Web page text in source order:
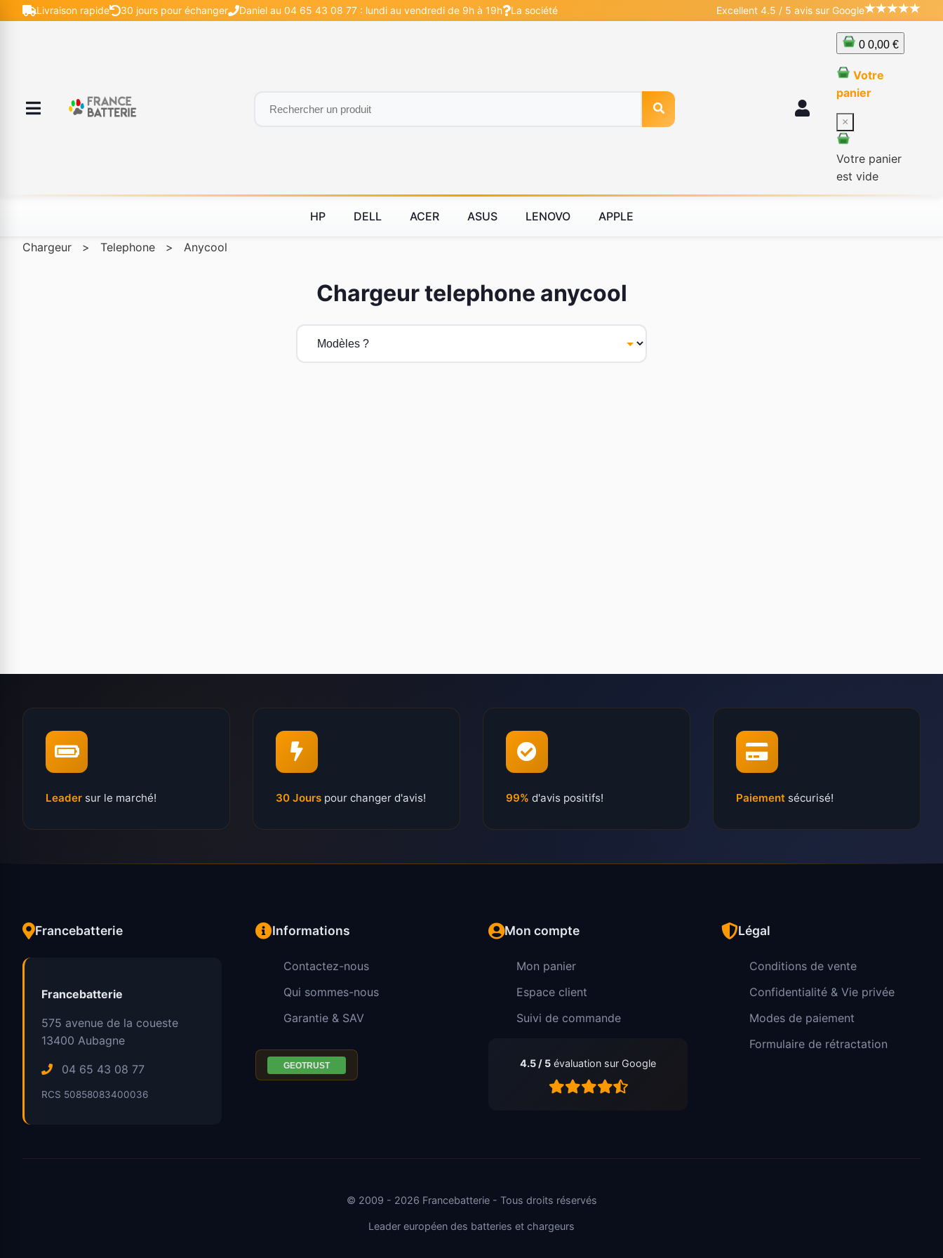
Livraison rapide 30 jours pour échanger Daniel au 04 65 43 08 77 : lundi au vendredi de 9h à 19h La société Excellent 4.5 / 5 avis sur Google
0 0,00 €
Votre
panier
×
Votre panier
est vide
HP DELL ACER ASUS LENOVO APPLE
Chargeur > Telephone > Anycool
Chargeur telephone anycool
Leader sur le marché! 30 Jours pour changer d'avis! 99% d'avis positifs! Paiement sécurisé!
Francebatterie
Francebatterie
575 avenue de la coueste
13400 Aubagne
04 65 43 08 77
RCS 50858083400036
Informations
Contactez-nous
Qui sommes-nous
Garantie & SAV
Mon compte
Mon panier
Espace client
Suivi de commande
4.5 / 5 évaluation sur Google
Légal
Conditions de vente
Confidentialité & Vie privée
Modes de paiement
Formulaire de rétractation
© 2009 - 2026 Francebatterie - Tous droits réservés
Leader européen des batteries et chargeurs